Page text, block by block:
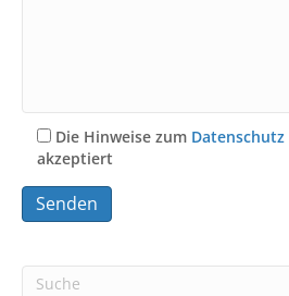
Die Hinweise zum Datenschutz
akzeptiert